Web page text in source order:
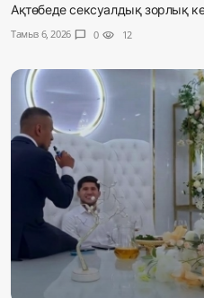
Ақтөбеде сексуалдық зорлық
Тамыз 6, 2026 chat_bubble 0 visibility 12